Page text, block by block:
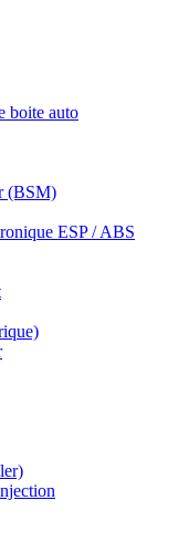
boite auto
(BSM)
ESP / ABS